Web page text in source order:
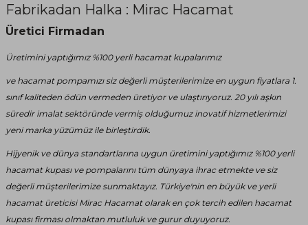
Fabrikadan Halka : Mirac Hacamat
Üretici Firmadan
Üretimini yaptığımız %100 yerli hacamat kupalarımız
ve hacamat pompamızı siz değerli müşterilerimize en uygun fiyatlara 1.
sınıf kaliteden ödün vermeden üretiyor ve ulaştırıyoruz. 20 yılı aşkın
süredir imalat sektöründe vermiş olduğumuz inovatif hizmetlerimizi
yeni marka yüzümüz ile birleştirdik.
Hijyenik ve dünya standartlarına uygun üretimini yaptığımız %100 yerli
hacamat kupası ve pompalarını tüm dünyaya ihrac etmekte ve siz
değerli müşterilerimize sunmaktayız. Türkiye'nin en büyük ve yerli
hacamat üreticisi Mirac Hacamat olarak en çok tercih edilen hacamat
kupası firması olmaktan mutluluk ve gurur duyuyoruz.